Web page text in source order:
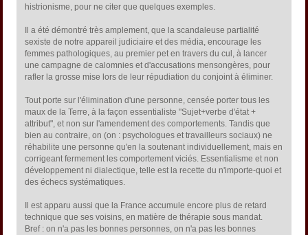
histrionisme, pour ne citer que quelques exemples.
Il a été démontré très amplement, que la scandaleuse partialité
sexiste de notre appareil judiciaire et des média, encourage les
femmes pathologiques, au premier pet en travers du cul, à lancer
une campagne de calomnies et d'accusations mensongères, pour
rafler la grosse mise lors de leur répudiation du conjoint à éliminer.
Tout porte sur l'élimination d'une personne, censée porter tous les
maux de la Terre, à la façon essentialiste "Sujet+verbe d'état +
attribut", et non sur l'amendement des comportements. Tandis que
bien au contraire, on (on : psychologues et travailleurs sociaux) ne
réhabilite une personne qu'en la soutenant individuellement, mais en
corrigeant fermement les comportement viciés. Essentialisme et non
développement ni dialectique, telle est la recette du n'importe-quoi et
des échecs systématiques.
Il est apparu aussi que la France accumule encore plus de retard
technique que ses voisins, en matière de thérapie sous mandat.
Bref : on n'a pas les bonnes personnes, on n'a pas les bonnes